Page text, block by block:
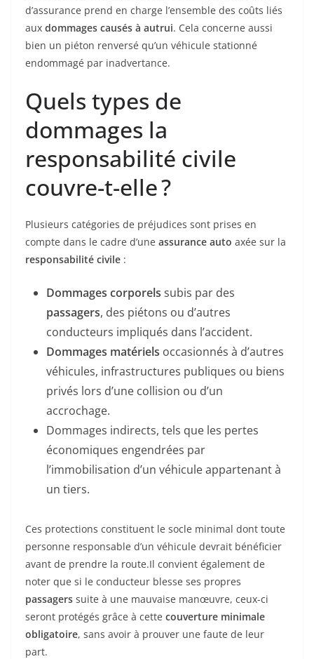
d’assurance prend en charge l’ensemble des coûts liés
aux dommages causés à autrui. Cela concerne aussi
bien un piéton renversé qu’un véhicule stationné
endommagé par inadvertance.
Quels types de
dommages la
responsabilité civile
couvre-t-elle ?
Plusieurs catégories de préjudices sont prises en
compte dans le cadre d’une assurance auto axée sur la
responsabilité civile :
Dommages corporels subis par des
passagers, des piétons ou d’autres
conducteurs impliqués dans l’accident.
Dommages matériels occasionnés à d’autres
véhicules, infrastructures publiques ou biens
privés lors d’une collision ou d’un
accrochage.
Dommages indirects, tels que les pertes
économiques engendrées par
l’immobilisation d’un véhicule appartenant à
un tiers.
Ces protections constituent le socle minimal dont toute
personne responsable d’un véhicule devrait bénéficier
avant de prendre la route.Il convient également de
noter que si le conducteur blesse ses propres
passagers suite à une mauvaise manœuvre, ceux-ci
seront protégés grâce à cette couverture minimale
obligatoire, sans avoir à prouver une faute de leur
part.